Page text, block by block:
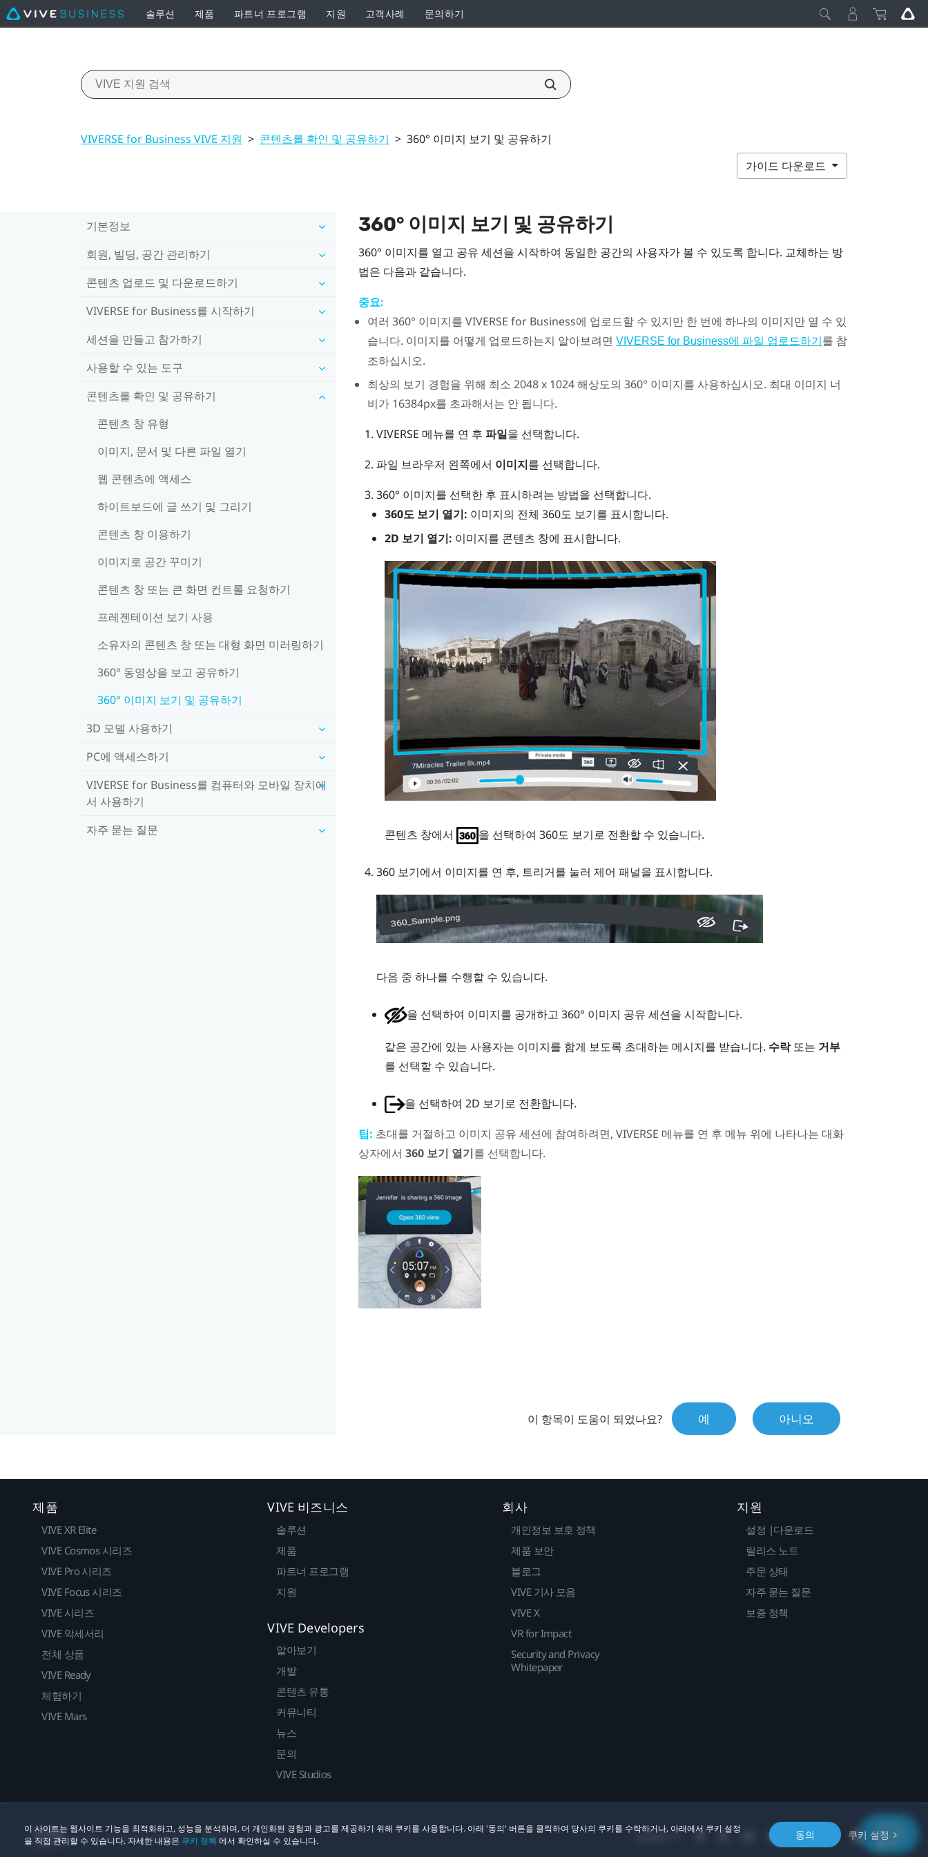
솔루션 제품 파트너 프로그램 지원 고객사례 문의하기
VIVERSE for Business VIVE 지원 > 콘텐츠를 확인 및 공유하기 > 360° 이미지 보기 및 공유하기
가이드 다운로드
기본정보
회원, 빌딩, 공간 관리하기
콘텐츠 업로드 및 다운로드하기
VIVERSE for Business를 시작하기
세션을 만들고 참가하기
사용할 수 있는 도구
콘텐츠를 확인 및 공유하기
콘텐츠 창 유형
이미지, 문서 및 다른 파일 열기
웹 콘텐츠에 액세스
하이트보드에 글 쓰기 및 그리기
콘텐츠 창 이용하기
이미지로 공간 꾸미기
콘텐츠 창 또는 큰 화면 컨트롤 요청하기
프레젠테이션 보기 사용
소유자의 콘텐츠 창 또는 대형 화면 미러링하기
360° 동영상을 보고 공유하기
360° 이미지 보기 및 공유하기
3D 모델 사용하기
PC에 액세스하기
VIVERSE for Business를 컴퓨터와 모바일 장치에
서 사용하기
자주 묻는 질문
360° 이미지 보기 및 공유하기
360° 이미지를 열고 공유 세션을 시작하여 동일한 공간의 사용자가 볼 수 있도록 합니다. 교체하는 방
법은 다음과 같습니다.
중요:
여러 360° 이미지를 VIVERSE for Business에 업로드할 수 있지만 한 번에 하나의 이미지만 열 수 있
습니다. 이미지를 어떻게 업로드하는지 알아보려면 VIVERSE for Business에 파일 업로드하기 를 참
조하십시오.
최상의 보기 경험을 위해 최소 2048 x 1024 해상도의 360° 이미지를 사용하십시오. 최대 이미지 너
비가 16384px를 초과해서는 안 됩니다.
VIVERSE 메뉴를 연 후 파일을 선택합니다.
파일 브라우저 왼쪽에서 이미지를 선택합니다.
360° 이미지를 선택한 후 표시하려는 방법을 선택합니다.
360도 보기 열기: 이미지의 전체 360도 보기를 표시합니다.
2D 보기 열기: 이미지를 콘텐츠 창에 표시합니다.
콘텐츠 창에서 을 선택하여 360도 보기로 전환할 수 있습니다.
360 보기에서 이미지를 연 후, 트리거를 눌러 제어 패널을 표시합니다.
다음 중 하나를 수행할 수 있습니다.
을 선택하여 이미지를 공개하고 360° 이미지 공유 세션을 시작합니다.
같은 공간에 있는 사용자는 이미지를 함게 보도록 초대하는 메시지를 받습니다. 수락또는 거부
를 선택할 수 있습니다.
을 선택하여 2D 보기로 전환합니다.
팁: 초대를 거절하고 이미지 공유 세션에 참여하려면, VIVERSE 메뉴를 연 후 메뉴 위에 나타나는 대화
상자에서 360 보기 열기를 선택합니다.
이 항목이 도움이 되었나요? 예 아니오
이 사이트는 웹사이트 기능을 최적화하고, 성능을 분석하며, 더 개인화된 경험과 광고를 제공하기 위해 쿠키를 사용합니다. 아래 '동의' 버튼을 클릭하여 당사의 쿠키를 수락하거나, 아래에서 쿠키 설정
을 직접 관리할 수 있습니다. 자세한 내용은 쿠키 정책 에서 확인하실 수 있습니다. 동의 쿠키 설정
제품
VIVE XR Elite
VIVE Cosmos 시리즈
VIVE Pro 시리즈
VIVE Focus 시리즈
VIVE 시리즈
VIVE 악세서리
전체 상품
VIVE Ready
체험하기
VIVE Mars
VIVE 비즈니스
솔루션
제품
파트너 프로그램
지원
VIVE Developers
알아보기
개발
콘텐츠 유통
커뮤니티
뉴스
문의
VIVE Studios
회사
개인정보 보호 정책
제품 보안
블로그
VIVE 기사 모음
VIVE X
VR for Impact
Security and Privacy
Whitepaper
지원
설정 |다운로드
릴리스 노트
주문 상태
자주 묻는 질문
보증 정책
Location
© 2011-2026 HTC Corporation 법률 쿠키